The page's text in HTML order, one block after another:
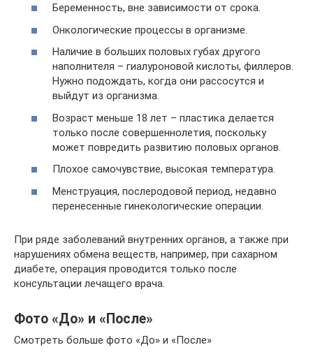
Беременность, вне зависимости от срока.
Онкологические процессы в организме.
Наличие в больших половых губах другого
наполнителя – гиалуроновой кислоты, филлеров.
Нужно подождать, когда они рассосутся и
выйдут из организма.
Возраст меньше 18 лет – пластика делается
только после совершеннолетия, поскольку
может повредить развитию половых органов.
Плохое самочувствие, высокая температура.
Менструация, послеродовой период, недавно
перенесенные гинекологические операции.
При ряде заболеваний внутренних органов, а также при
нарушениях обмена веществ, например, при сахарном
диабете, операция проводится только после
консультации лечащего врача.
Фото «До» и «После»
Смотреть больше фото «До» и «После»